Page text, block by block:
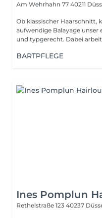
Am Wehrhahn 77 40211
Ob klassischer Haarschnitt,
aufwendige Balayage unser erfahrenes Team berät dich ehrlich
und typgerecht. Dabei
BARTPFLEGE
Ines Pomplun
Rethelstraße 123 40237